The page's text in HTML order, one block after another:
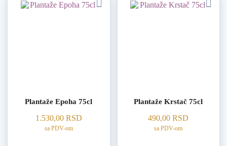
Plantaže Epoha 75cl
1.530,00 RSD
sa PDV-om
Plantaže Krstač 75cl
490,00RSD
sa PDV-om